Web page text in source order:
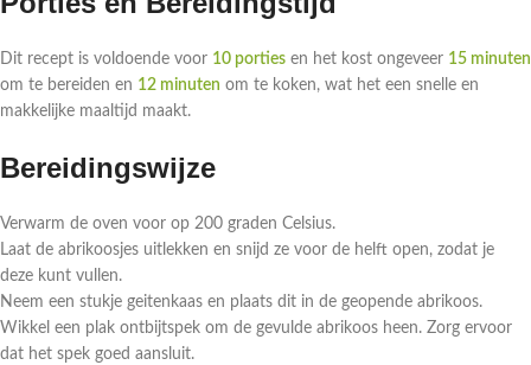
Dit recept is voldoende voor 10 porties en het kost ongeveer 15 minuten
om te bereiden en 12 minuten om te koken, wat het een snelle en
makkelijke maaltijd maakt.
Bereidingswijze
Verwarm de oven voor op 200 graden Celsius.
Laat de abrikoosjes uitlekken en snijd ze voor de helft open, zodat je
deze kunt vullen.
Neem een stukje geitenkaas en plaats dit in de geopende abrikoos.
Wikkel een plak ontbijtspek om de gevulde abrikoos heen. Zorg ervoor
dat het spek goed aansluit.